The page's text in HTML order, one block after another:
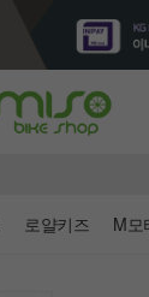
로얄키즈 M모